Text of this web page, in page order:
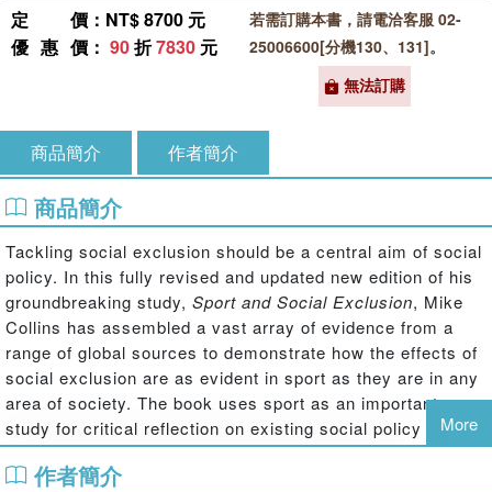
定價 ：NT$ 8700 元
優惠價 ： 90折7830 元
若需訂購本書，請電洽客服 02-
25006600[分機130、131]。
無法訂購
商品簡介 作者簡介
商品簡介
Tackling social exclusion should be a central aim of social
policy. In this fully revised and updated new edition of his
groundbreaking study, Sport and Social Exclusion, Mike
Collins has assembled a vast array of evidence from a
range of global sources to demonstrate how the effects of
social exclusion are as evident in sport as they are in any
area of society. The book uses sport as an important case
study for critical reflection on existing social policy and
explores sport's role as a source of new initiatives for
tackling exclusion.
More
作者簡介